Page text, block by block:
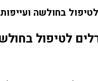
לטיפול בחולשה
לטיפול